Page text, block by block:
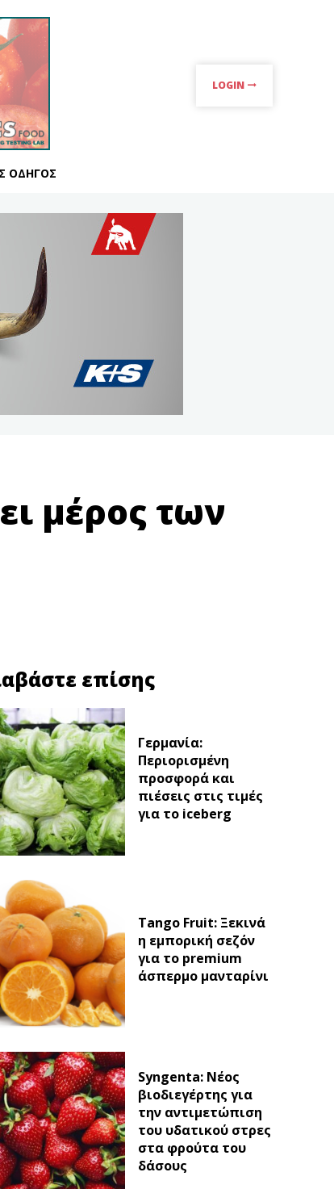
LOGIN
ΟΔΗΓΌΣ
μέρος των
επίσης
Γερμανία:
Περιορισμένη
προσφορά και
πιέσεις στις τιμές
για το iceberg
Tango Fruit: Ξεκινά
η εμπορική σεζόν
για το premium
άσπερμο μανταρίνι
Syngenta: Νέος
βιοδιεγέρτης για
την αντιμετώπιση
του υδατικού στρες
στα φρούτα του
δάσους